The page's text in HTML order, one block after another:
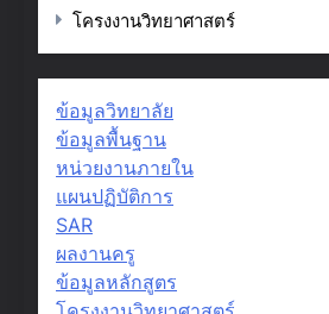
โครงงานวิทยาศาสตร์
ข้อมูลวิทยาลัย
ข้อมูลพื้นฐาน
หน่วยงานภายใน
แผนปฏิบัติการ
SAR
ผลงานครู
ข้อมูลหลักสูตร